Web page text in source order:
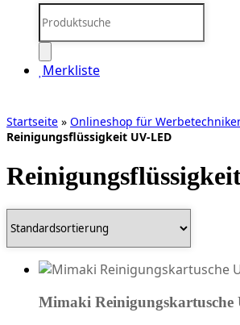
search
Merkliste
Startseite » Onlineshop für
Reinigungsflüssigkeit UV-LED
Mimaki